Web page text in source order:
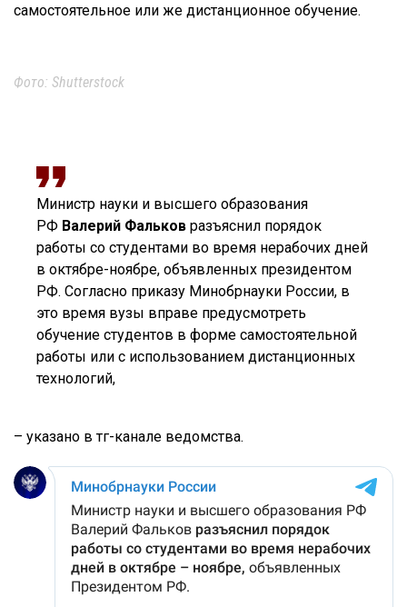
самостоятельное или же дистанционное обучение.
Фото: Shutterstock
Министр науки и высшего образования
РФ Валерий Фальков разъяснил порядок
работы со студентами во время нерабочих дней
в октябре-ноябре, объявленных президентом
РФ. Согласно приказу Минобрнауки России, в
это время вузы вправе предусмотреть
обучение студентов в форме самостоятельной
работы или с использованием дистанционных
технологий,
– указано в тг-канале ведомства.